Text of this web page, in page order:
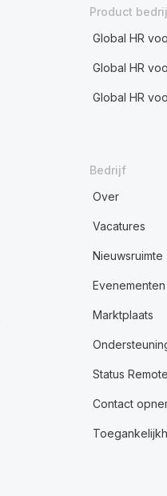
Product
Global HR
Global HR
Global HR
Bedrijf
Over
Vacatures
Nieuwsruimte
Evenementen
Marktplaats
Status Remote
Contact